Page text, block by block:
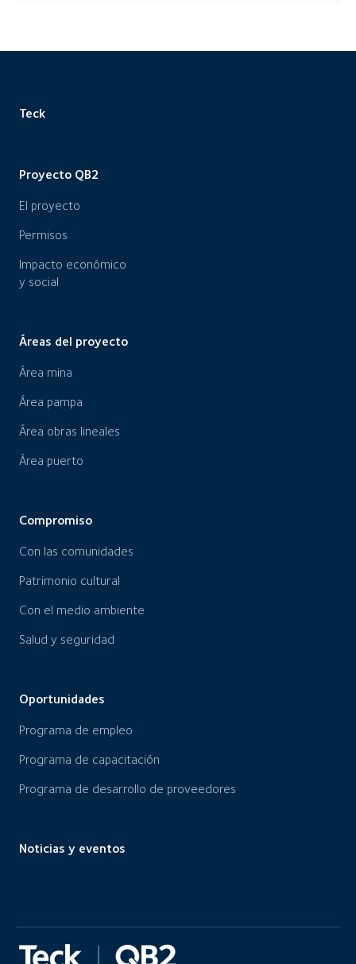
Teck
Proyecto QB2
El proyecto
Permisos
Impacto económico
y social
Áreas del proyecto
Área mina
Área pampa
Área obras lineales
Área puerto
Compromiso
Con las comunidades
Patrimonio cultural
Con el medio ambiente
Salud y seguridad
Oportunidades
Programa de empleo
Programa de capacitación
Programa de desarrollo de proveedores
Noticias y eventos